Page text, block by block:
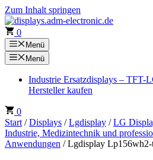
Zum Inhalt springen
0
Menü
Menü
Industrie Ersatzdisplays – TFT-
Hersteller kaufen
0
Start /Displays /Lgdisplay /LG
Industrie, Medizintechnik und
Anwendungen / Lgdisplay Lp156wh2-